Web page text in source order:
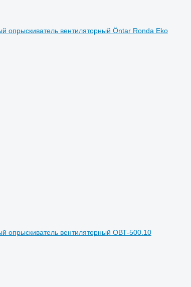
опрыскиватель вентиляторный Öntar Ronda Eko
опрыскиватель вентиляторный ОВТ-500.10